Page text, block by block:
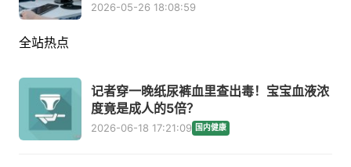
2026-05-26 18:08:59
全站热点
记者穿一晚纸尿裤血里查出毒！宝宝血液浓
度竟是成人的5倍？
2026-06-18 17:21:09 国内健康